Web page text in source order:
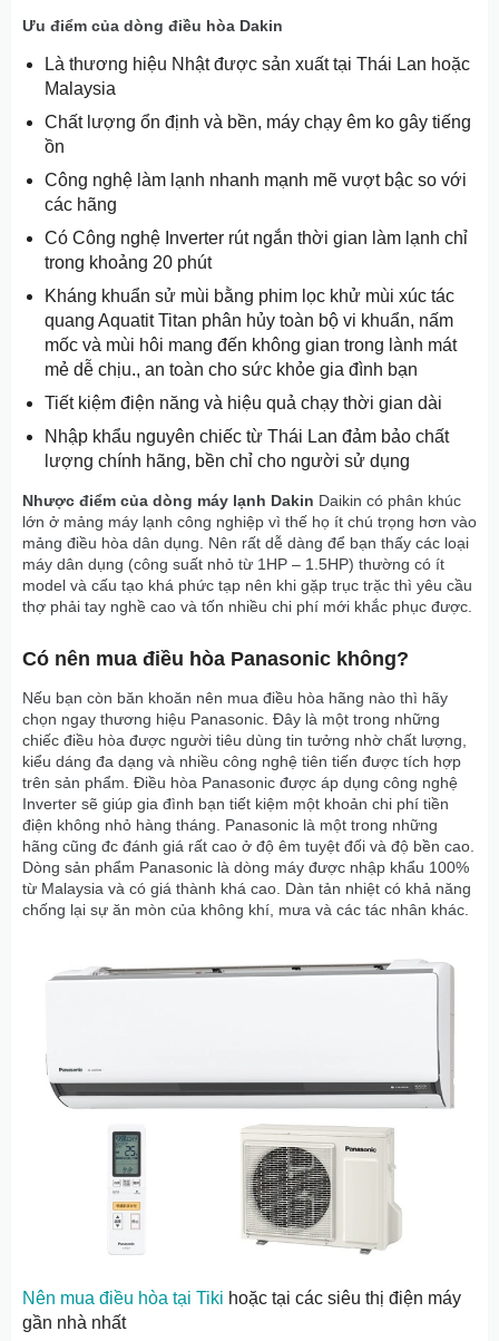
Ưu điểm của dòng điều hòa Dakin
Là thương hiệu Nhật được sản xuất tại Thái Lan hoặc
Malaysia
Chất lượng ổn định và bền, máy chạy êm ko gây tiếng
ồn
Công nghệ làm lạnh nhanh mạnh mẽ vượt bậc so với
các hãng
Có Công nghệ Inverter rút ngắn thời gian làm lạnh chỉ
trong khoảng 20 phút
Kháng khuẩn sử mùi bằng phim lọc khử mùi xúc tác
quang Aquatit Titan phân hủy toàn bộ vi khuẩn, nấm
mốc và mùi hôi mang đến không gian trong lành mát
mẻ dễ chịu., an toàn cho sức khỏe gia đình bạn
Tiết kiệm điện năng và hiệu quả chạy thời gian dài
Nhập khẩu nguyên chiếc từ Thái Lan đảm bảo chất
lượng chính hãng, bền chỉ cho người sử dụng
Nhược điểm của dòng máy lạnh Dakin Daikin có phân khúc
lớn ở mảng máy lạnh công nghiệp vì thế họ ít chú trọng hơn vào
mảng điều hòa dân dụng. Nên rất dễ dàng để bạn thấy các loại
máy dân dụng (công suất nhỏ từ 1HP – 1.5HP) thường có ít
model và cấu tạo khá phức tạp nên khi gặp trục trặc thì yêu cầu
thợ phải tay nghề cao và tốn nhiều chi phí mới khắc phục được.
Có nên mua điều hòa Panasonic không?
Nếu bạn còn băn khoăn nên mua điều hòa hãng nào thì hãy
chọn ngay thương hiệu Panasonic. Đây là một trong những
chiếc điều hòa được người tiêu dùng tin tưởng nhờ chất lượng,
kiểu dáng đa dạng và nhiều công nghệ tiên tiến được tích hợp
trên sản phẩm. Điều hòa Panasonic được áp dụng công nghệ
Inverter sẽ giúp gia đình bạn tiết kiệm một khoản chi phí tiền
điện không nhỏ hàng tháng. Panasonic là một trong những
hãng cũng đc đánh giá rất cao ở độ êm tuyệt đối và độ bền cao.
Dòng sản phẩm Panasonic là dòng máy được nhập khẩu 100%
từ Malaysia và có giá thành khá cao. Dàn tản nhiệt có khả năng
chống lại sự ăn mòn của không khí, mưa và các tác nhân khác.
Nên mua điều hòa tại Tiki hoặc tại các siêu thị điện máy
gần nhà nhất